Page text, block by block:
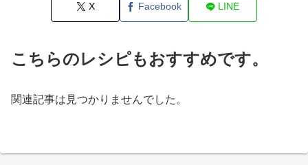
X Facebook LINE
こちらのレシピもおすすめです。
関連記事は見つかりませんでした。